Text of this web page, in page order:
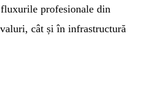
profesionale din
cât și în infrastructură